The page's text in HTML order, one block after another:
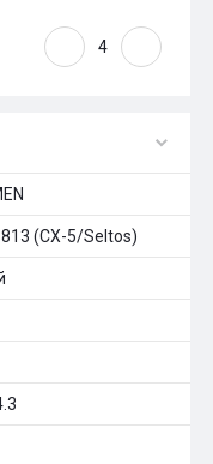
(CX-5/Seltos)